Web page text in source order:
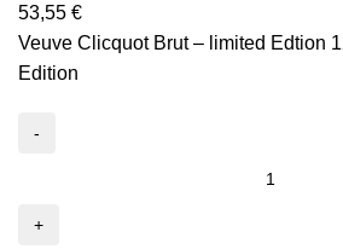
53,55 €
Veuve Clicquot Brut – limited Edtion
Edition